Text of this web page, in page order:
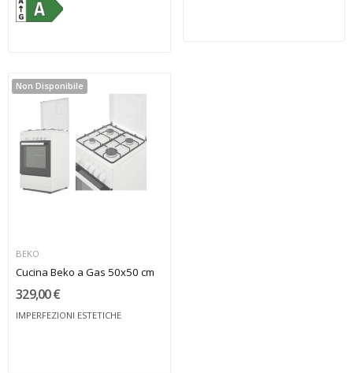
Non Disponibile
BEKO
Cucina Beko a Gas 50x50 cm
329,00 €
IMPERFEZIONI ESTETICHE